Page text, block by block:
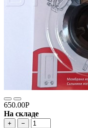
650.00Р
На складе
+
−